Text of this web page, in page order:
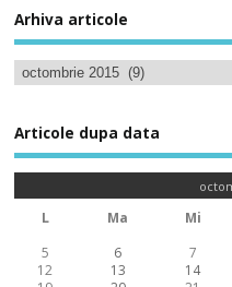
Arhiva articole
Articole dupa data
L Ma Mi
5
6 7
12
13 14